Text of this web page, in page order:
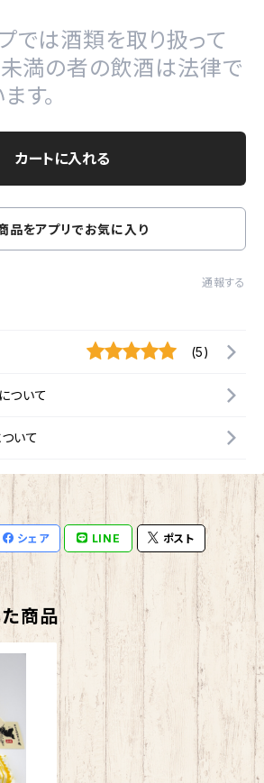
では酒類を取り扱って
未満の者の飲酒は法律で
す。
カートに入れる
品をアプリでお気に入り
通報する
(5)
ついて
いて
シェア LINE ポスト
商品